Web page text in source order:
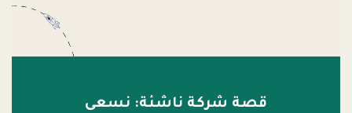
قصة شركة ناشئة: نسعى